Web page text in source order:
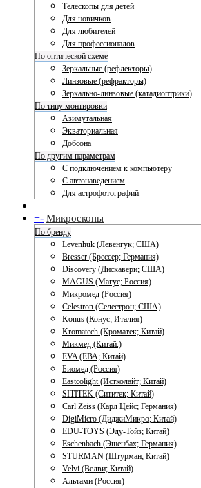
Телескопы для детей
Для новичков
Для любителей
Для профессионалов
По оптической схеме
Зеркальные (рефлекторы)
Линзовые (рефракторы)
Зеркально-линзовые (катадиоптрики)
По типу монтировки
Азимутальная
Экваториальная
Добсона
По другим параметрам
С подключением к компьютеру
С автонаведением
Для астрофотографий
+- Микроскопы
По бренду
Levenhuk (Левенгук; США)
Bresser (Брессер; Германия)
Discovery (Дискавери; США)
MAGUS (Магус; Россия)
Микромед (Россия)
Celestron (Селестрон; США)
Konus (Конус; Италия)
Kromatech (Кроматек; Китай)
Микмед (Китай.)
EVA (ЕВА; Китай)
Биомед (Россия)
Eastcolight (Истколайт; Китай)
SITITEK (Сититек; Китай)
Carl Zeiss (Карл Цейс; Германия)
DigiMicro (ДиджиМикро; Китай)
EDU-TOYS (Эду-Тойз; Китай)
Eschenbach (Эшенбах; Германия)
STURMAN (Штурман; Китай)
Velvi (Велви; Китай)
Альтами (Россия)